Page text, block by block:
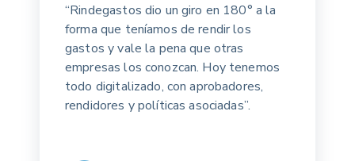
“Rindegastos dio un giro en 180° a la
forma que teníamos de rendir los
gastos y vale la pena que otras
empresas los conozcan. Hoy tenemos
todo digitalizado, con aprobadores,
rendidores y políticas asociadas”.